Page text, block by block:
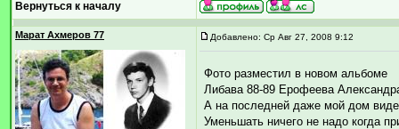
Вернуться к началу
Марат Ахмеров 77 Добавлено: Ср Авг 27, 2008 9:12
Фото разместил в новом альбоме
Либава 88-89 Ерофеева
А на последней даже мой дом
Уменьшать ничего не надо когда